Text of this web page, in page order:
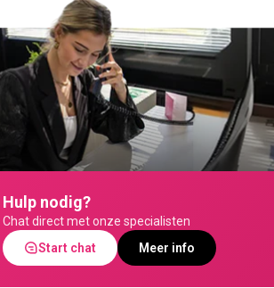
Hulp nodig?
Chat direct met onze specialisten
Start chat
Meer info